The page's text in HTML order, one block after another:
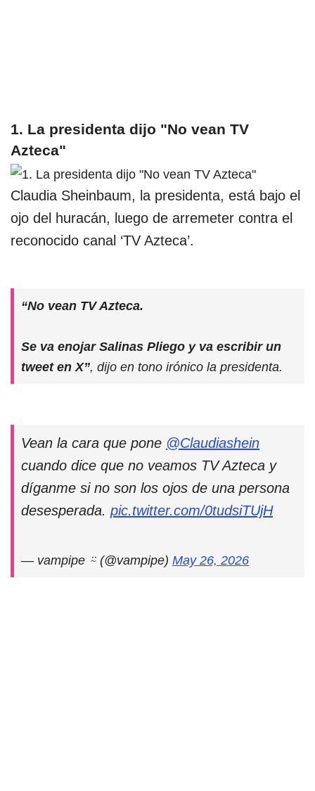
1. La presidenta dijo "No vean TV
Azteca"
Claudia Sheinbaum, la presidenta, está bajo el
ojo del huracán, luego de arremeter contra el
reconocido canal ‘TV Azteca’.
“No vean TV Azteca.
Se va enojar Salinas Pliego y va escribir un
tweet en X”, dijo en tono irónico la presidenta.
Vean la cara que pone @Claudiashein
cuando dice que no veamos TV Azteca y
díganme si no son los ojos de una persona
desesperada. pic.twitter.com/0tudsiTUjH
— vampipe ⍨ (@vampipe) May 26, 2026